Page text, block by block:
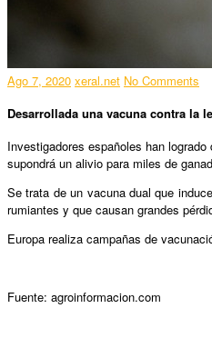
Ago 7, 2020 xeral.net No Comments
Desarrollada una vacuna contra la
Investigadores españoles han
supondrá un alivio para miles de
Se trata de un vacuna dual que
rumiantes y que causan grandes
Europa realiza campañas de
Fuente: agroinformacion.com